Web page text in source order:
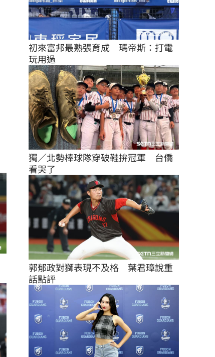
初來富邦最熟張育成　瑪帝斯：打電
玩用過
獨／北勢棒球隊穿破鞋拚冠軍　台僑
看哭了
郭郁政對獅表現不及格　葉君璋說重
話點評